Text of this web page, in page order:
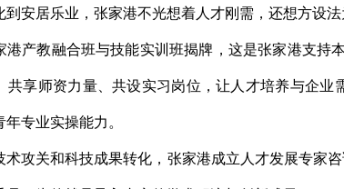
到安居乐业，张家港不光想着人才刚需，还想方设
港产教融合班与技能实训班揭牌，这是张家港支持
共享师资力量、共设实习岗位，让人才培养与企
专业实操能力。
术攻关和科技成果转化，张家港成立人才发展专家